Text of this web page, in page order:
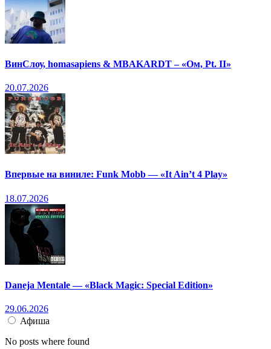
ВинСлоу, homasapiens & MBAKARDT – «Ом, Pt. II»
20.07.2026
Впервые на виниле: Funk Mobb — «It Ain’t 4 Play»
18.07.2026
Daneja Mentale — «Black Magic: Special Edition»
29.06.2026
Афиша
No posts where found